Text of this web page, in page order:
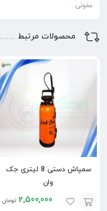
عفونی
محصولات مرتبط
سمپاش دستی 8 لیتری جک
وان
2,500,000 تومان